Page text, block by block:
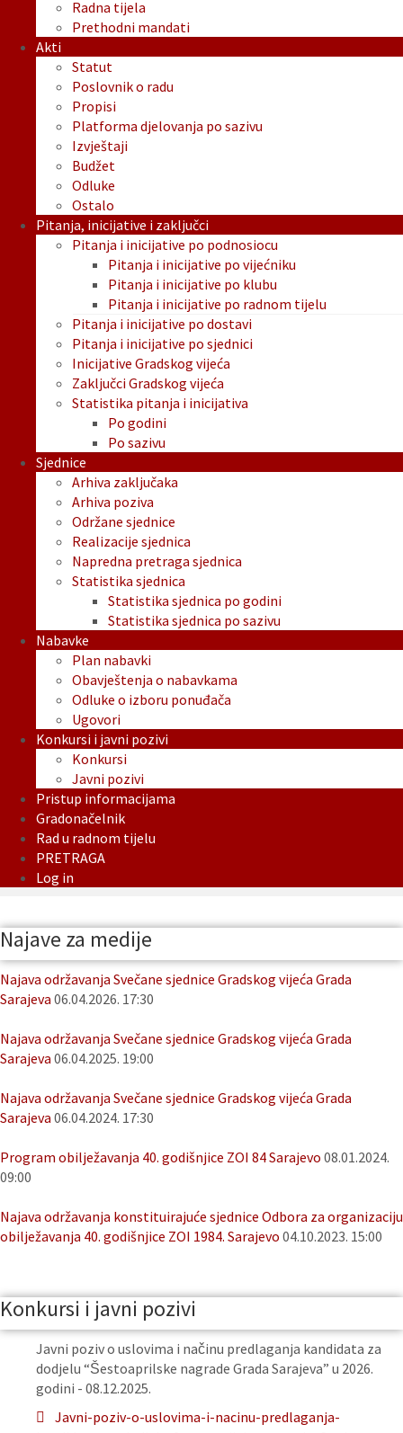
Radna tijela
Prethodni mandati
Akti
Statut
Poslovnik o radu
Propisi
Platforma djelovanja po sazivu
Izvještaji
Budžet
Odluke
Ostalo
Pitanja, inicijative i zaključci
Pitanja i inicijative po podnosiocu
Pitanja i inicijative po vijećniku
Pitanja i inicijative po klubu
Pitanja i inicijative po radnom tijelu
Pitanja i inicijative po dostavi
Pitanja i inicijative po sjednici
Inicijative Gradskog vijeća
Zaključci Gradskog vijeća
Statistika pitanja i inicijativa
Po godini
Po sazivu
Sjednice
Arhiva zaključaka
Arhiva poziva
Održane sjednice
Realizacije sjednica
Napredna pretraga sjednica
Statistika sjednica
Statistika sjednica po godini
Statistika sjednica po sazivu
Nabavke
Plan nabavki
Obavještenja o nabavkama
Odluke o izboru ponuđača
Ugovori
Konkursi i javni pozivi
Konkursi
Javni pozivi
Pristup informacijama
Gradonačelnik
Rad u radnom tijelu
PRETRAGA
Log in
Najave za medije
Najava održavanja Svečane sjednice Gradskog vijeća Grada
Sarajeva 06.04.2026. 17:30
Najava održavanja Svečane sjednice Gradskog vijeća Grada
Sarajeva 06.04.2025. 19:00
Najava održavanja Svečane sjednice Gradskog vijeća Grada
Sarajeva 06.04.2024. 17:30
Program obilježavanja 40. godišnjice ZOI 84 Sarajevo 08.01.2024.
09:00
Najava održavanja konstituirajuće sjednice Odbora za organizaciju
obilježavanja 40. godišnjice ZOI 1984. Sarajevo 04.10.2023. 15:00
Konkursi i javni pozivi
Javni poziv o uslovima i načinu predlaganja kandidata za
dodjelu “Šestoaprilske nagrade Grada Sarajeva” u 2026.
godini - 08.12.2025.
Javni-poziv-o-uslovima-i-nacinu-predlaganja-